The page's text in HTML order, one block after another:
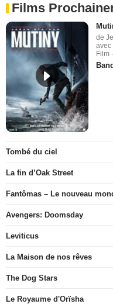
Films
de
avec
Film
Tombé du ciel
La fin d’Oak Street
Fantômas – Le nouveau
Avengers: Doomsday
Leviticus
La Maison de nos rêves
The Dog Stars
Le Royaume d'Orïsha